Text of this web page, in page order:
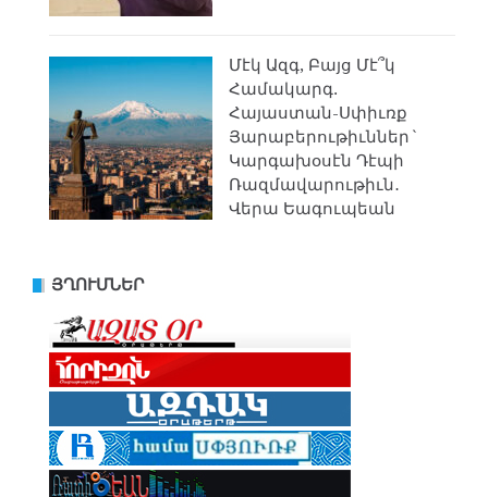
Մէկ Ազգ, Բայց Մէ՞կ
Համակարգ.
Հայաստան-Սփիւռք
Յարաբերութիւններ`
Կարգախօսէն Դէպի
Ռազմավարութիւն․
Վերա Եագուպեան
ՅՂՈՒՄՆԵՐ